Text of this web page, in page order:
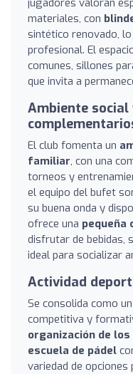
jugadores valoran
materiales, con
sintético renovado,
profesional. El
comunes, sillones
que invita a
Ambiente social
El club fomenta un
familiar, con una
torneos y
el equipo del bufet
su buena onda y
ofrece una pequeña
disfrutar de bebidas,
ideal para socializar
Actividad
Se consolida como
competitiva y
organización de
escuela de pádel
variedad de